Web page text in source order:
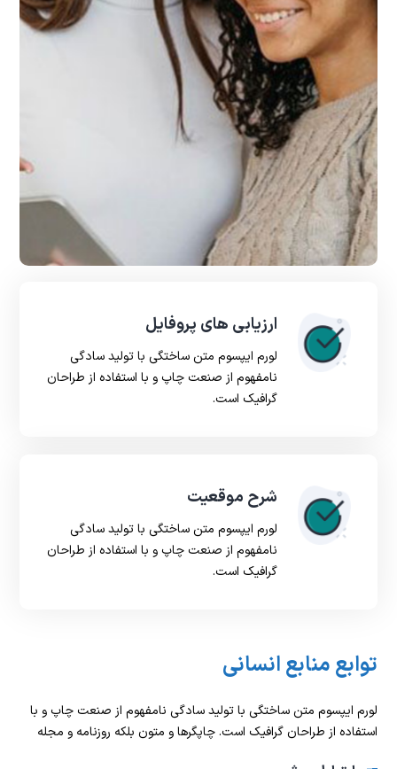
ارزیابی های پروفایل
لورم ایپسوم متن ساختگی با تولید سادگی
نامفهوم از صنعت چاپ و با استفاده از طراحان
گرافیک است.
شرح موقعیت
لورم ایپسوم متن ساختگی با تولید سادگی
نامفهوم از صنعت چاپ و با استفاده از طراحان
گرافیک است.
توابع منابع انسانی
لورم ایپسوم متن ساختگی با تولید سادگی نامفهوم از صنعت چاپ و با
استفاده از طراحان گرافیک است. چاپگرها و متون بلکه روزنامه و مجله